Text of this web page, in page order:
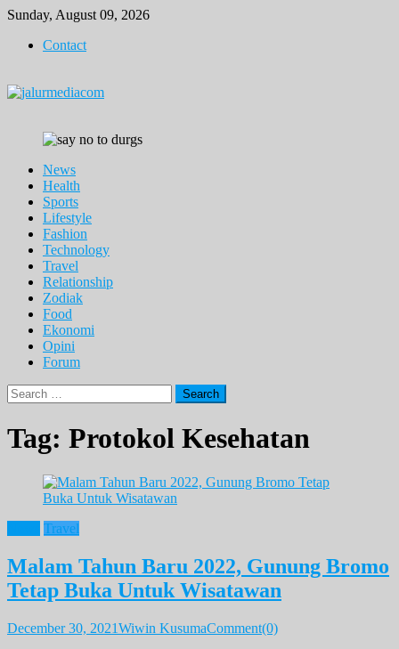
Skip
content
Sunday, August 09, 2026
Contact
News
Health
Sports
Lifestyle
Fashion
Technology
Travel
Relationship
Zodiak
Food
Ekonomi
Opini
Forum
Search
for:
Tag: Protokol Kesehatan
Travel
Malam Tahun Baru 2022, Gunung Bromo
Tetap Buka Untuk Wisatawan
December 30, 2021Wiwin KusumaComment(0)